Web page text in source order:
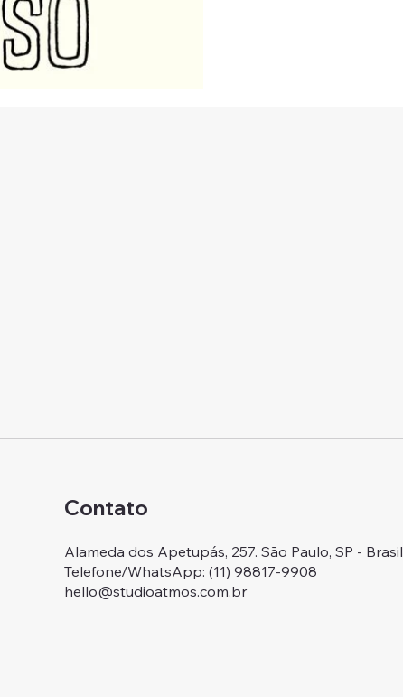
Contato
Alameda dos Apetupás, 257. São Paulo, SP - Brasil
Telefone/WhatsApp: ‭(11) 98817-9908
hello@studioatmos.com.br